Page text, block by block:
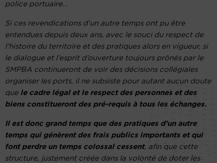
police portuaire…
Si ces revendications d’un autre temps ont pu être
entendues depuis deux ans, avec le souci du respect de
l’histoire du territoire et des pratiques alors en vigueur, si
le dialogue et l’esprit d’ouverture toujours prônés par le
SMPBA continueront de voir des décisions collégiales
organiser les ports, il ne subsiste pour autant aucun doute
que le cadre légal et le respect des personnes et des
biens constitueront des pré-requis à tous les échanges.
Il est donc grand temps que des pratiques d’un autre
temps qui génèrent des frais publics importants et qui
font perdre un temps colossal cessent, afin que cette
structure, justement créée dans la volonté de doter les